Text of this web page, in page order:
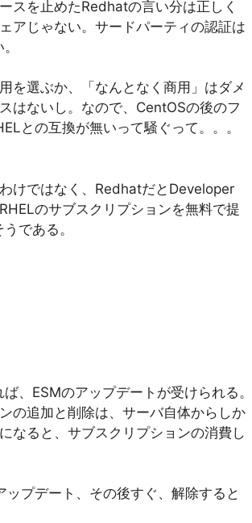
スを止めたRedhatの言い分は正しく
アじゃない。サードパーティの認証は
を選ぶか、「なんとなく商用」はダメ
はないし。なので、CentOSの後のフ
との互換が無いって騒ぐって。。。
けではなく、RedhatだとDeveloper
のサブスクリプションを無料で提
である。
、ESMのアップデートが受けられる。
の追加と削除は、サーバ自体からしか
なると、サブスクリプションの消費し
プデート、その後すぐ、解除すると